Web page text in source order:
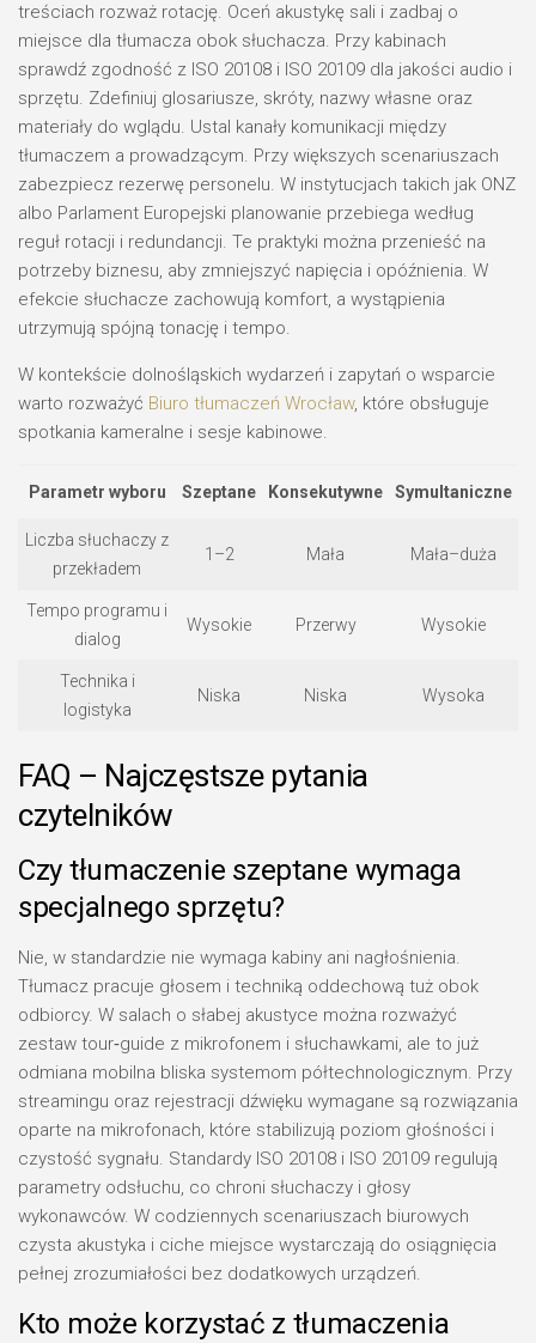
treściach rozważ rotację. Oceń akustykę sali i zadbaj o
miejsce dla tłumacza obok słuchacza. Przy kabinach
sprawdź zgodność z ISO 20108 i ISO 20109 dla jakości audio i
sprzętu. Zdefiniuj glosariusze, skróty, nazwy własne oraz
materiały do wglądu. Ustal kanały komunikacji między
tłumaczem a prowadzącym. Przy większych scenariuszach
zabezpiecz rezerwę personelu. W instytucjach takich jak ONZ
albo Parlament Europejski planowanie przebiega według
reguł rotacji i redundancji. Te praktyki można przenieść na
potrzeby biznesu, aby zmniejszyć napięcia i opóźnienia. W
efekcie słuchacze zachowują komfort, a wystąpienia
utrzymują spójną tonację i tempo.
W kontekście dolnośląskich wydarzeń i zapytań o wsparcie
warto rozważyć Biuro tłumaczeń Wrocław, które obsługuje
spotkania kameralne i sesje kabinowe.
Parametr wyboru Szeptane Konsekutywne Symultaniczne
Liczba słuchaczy z
przekładem
1–2 Mała Mała–duża
Tempo programu i
dialog
Wysokie Przerwy Wysokie
Technika i
logistyka
Niska Niska Wysoka
FAQ – Najczęstsze pytania
czytelników
Czy tłumaczenie szeptane wymaga
specjalnego sprzętu?
Nie, w standardzie nie wymaga kabiny ani nagłośnienia.
Tłumacz pracuje głosem i techniką oddechową tuż obok
odbiorcy. W salach o słabej akustyce można rozważyć
zestaw tour‑guide z mikrofonem i słuchawkami, ale to już
odmiana mobilna bliska systemom półtechnologicznym. Przy
streamingu oraz rejestracji dźwięku wymagane są rozwiązania
oparte na mikrofonach, które stabilizują poziom głośności i
czystość sygnału. Standardy ISO 20108 i ISO 20109 regulują
parametry odsłuchu, co chroni słuchaczy i głosy
wykonawców. W codziennych scenariuszach biurowych
czysta akustyka i ciche miejsce wystarczają do osiągnięcia
pełnej zrozumiałości bez dodatkowych urządzeń.
Kto może korzystać z tłumaczenia